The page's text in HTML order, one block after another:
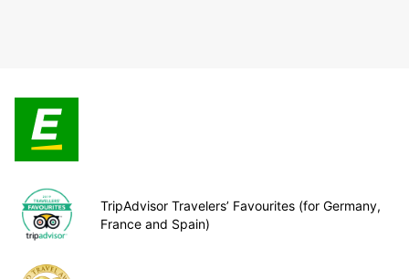
TripAdvisor Travelers’ Favourites (for Germany,
France and Spain)